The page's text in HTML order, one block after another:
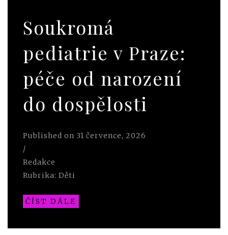
Soukromá
pediatrie v Praze:
péče od narození
do dospělosti
Published on 31 července, 2026
/
Redakce
Rubrika: Děti
ČÍST DÁLE